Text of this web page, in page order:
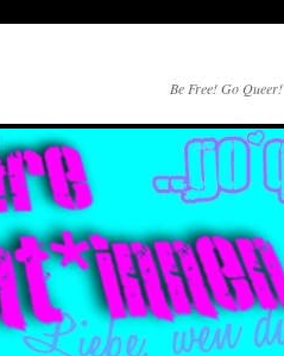
Be Free! Go Queer!